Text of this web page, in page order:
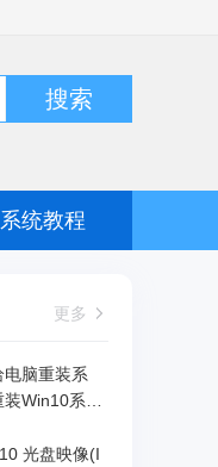
搜索
系统教程
更多
脑重装系
Win10系统
光盘映像(I